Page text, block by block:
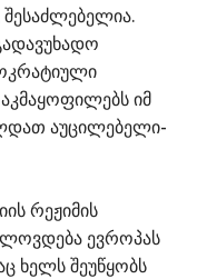
შესაძლებელია.
იმ
აუცილებელი-
რეჟიმის
ევროპას
ხელს შეუწყობს